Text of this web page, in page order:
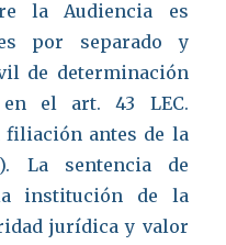
la Audiencia es
por separado y
de determinación
el art. 43 LEC.
filiación antes de la
La sentencia de
institución de la
jurídica y valor